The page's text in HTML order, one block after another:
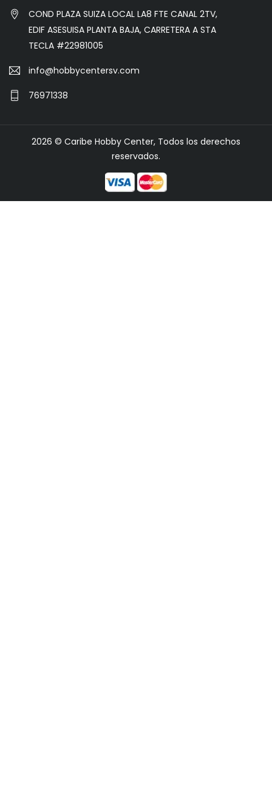
COND PLAZA SUIZA LOCAL LA8 FTE CANAL 2TV,
EDIF ASESUISA PLANTA BAJA, CARRETERA A STA
TECLA #22981005
info@hobbycentersv.com
76971338
2026 © Caribe Hobby Center, Todos los derechos
reservados.